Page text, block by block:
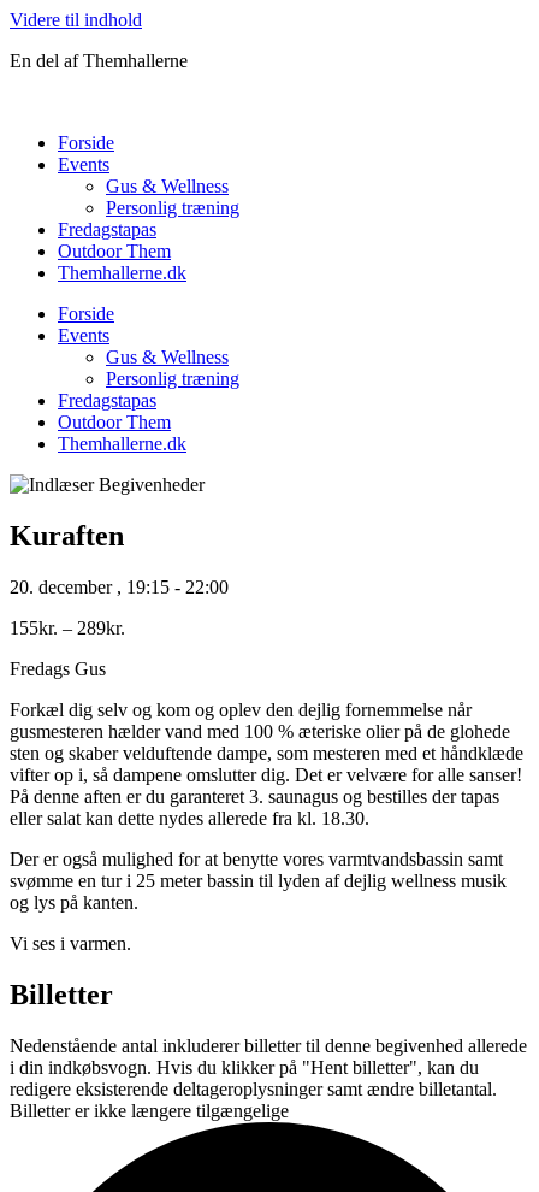
Videre til indhold
En del af Themhallerne
Forside
Events
Gus & Wellness
Personlig træning
Fredagstapas
Outdoor Them
Themhallerne.dk
Forside
Events
Gus & Wellness
Personlig træning
Fredagstapas
Outdoor Them
Themhallerne.dk
Kuraften
20. december , 19:15 - 22:00
155kr. – 289kr.
Fredags Gus
Forkæl dig selv og kom og oplev den dejlig fornemmelse når
gusmesteren hælder vand med 100 % æteriske olier på de glohede
sten og skaber velduftende dampe, som mesteren med et håndklæde
vifter op i, så dampene omslutter dig. Det er velvære for alle sanser!
På denne aften er du garanteret 3. saunagus og bestilles der tapas
eller salat kan dette nydes allerede fra kl. 18.30.
Der er også mulighed for at benytte vores varmtvandsbassin samt
svømme en tur i 25 meter bassin til lyden af dejlig wellness musik
og lys på kanten.
Vi ses i varmen.
Billetter
Nedenstående antal inkluderer billetter til denne begivenhed allerede
i din indkøbsvogn. Hvis du klikker på "Hent billetter", kan du
redigere eksisterende deltageroplysninger samt ændre billetantal.
Billetter er ikke længere tilgængelige